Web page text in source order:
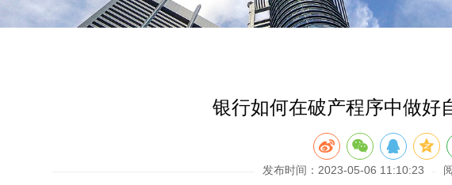
银行如何在破产程序中做好
发布时间：2023-05-06 11:10:23